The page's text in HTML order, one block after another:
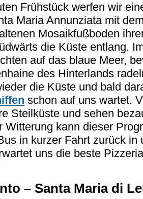
Frühstück werfen wir
Maria Annunziata mit
Mosaikfußboden
die Küste entlang.
auf das blaue Meer,
des Hinterlands
die Küste und bald
schon auf uns wartet.
Steilküste und sehen
Witterung kann dieser
in kurzer Fahrt zurück
uns die beste
– Santa Maria di